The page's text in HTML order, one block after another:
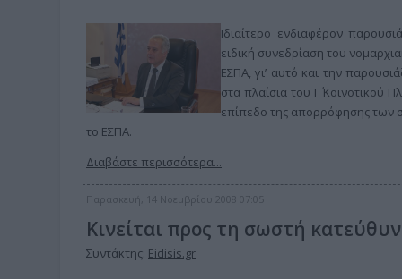
Ιδιαίτερο ενδιαφέρον
ειδική συνεδρίαση του
ΕΣΠΑ, γι’ αυτό και την
στα πλαίσια του Γ΄ Κοινοτικού
επίπεδο της απορρόφησης των
το ΕΣΠΑ.
Διαβάστε περισσότερα...
Παρασκευή, 14 Νοεμβρίου 2008 07:05
Κινείται προς τη σωστή
Συντάκτης: Eidisis.gr